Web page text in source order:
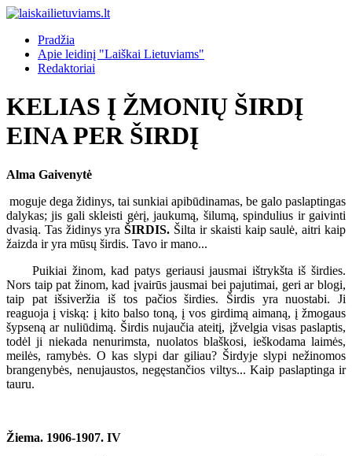
Pradžia
Apie leidinį "Laiškai Lietuviams"
Redaktoriai
KELIAS Į ŽMONIŲ ŠIRDĮ
EINA PER ŠIRDĮ
Alma Gaivenytė
moguje dega židinys, tai sunkiai apibūdinamas, be galo paslaptingas
dalykas; jis gali skleisti gėrį, jaukumą, šilumą, spindulius ir gaivinti
dvasią. Tas židinys yraŠIRDIS. Šilta ir skaisti kaip saulė, aitri kaip
žaizda ir yra mūsų širdis. Tavo ir mano...
Puikiai žinom, kad patys geriausi jausmai ištrykšta iš širdies.
Nors taip pat žinom, kad įvairūs jausmai bei pajutimai, geri ar blogi,
taip pat išsiveržia iš tos pačios širdies. Širdis yra nuostabi. Ji
reaguoja į viską: į kito balso toną, į vos girdimą aimaną, į žmogaus
šypseną ar nuliūdimą. Širdis nujaučia ateitį, įžvelgia visas paslaptis,
todėl ji niekada nenurimsta, nuolatos blaškosi, ieškodama laimės,
meilės, ramybės. O kas slypi dar giliau? Širdyje slypi nežinomos
brangenybės, nenujaustos, negęstančios viltys... Kaip paslaptinga ir
tauru.
Žiema. 1906-1907. IV